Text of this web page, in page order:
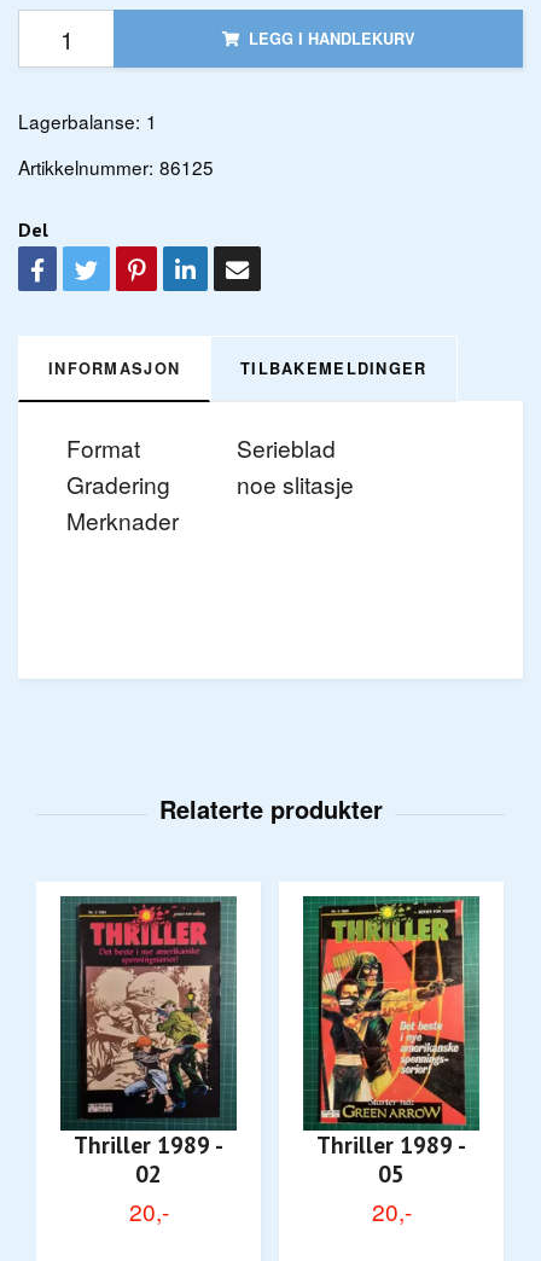
LEGG I HANDLEKURV
Lagerbalanse: 1
Artikkelnummer: 86125
Del
INFORMASJON TILBAKEMELDINGER
Format
Serieblad
Gradering
noe slitasje
Merknader
Thriller 1989 -
02
20,-
Thriller 1989 -
05
20,-